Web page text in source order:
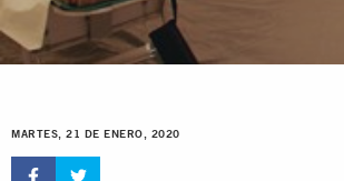
MARTES, 21 DE ENERO, 2020